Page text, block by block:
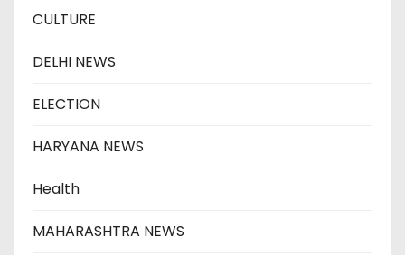
CULTURE
DELHI NEWS
ELECTION
HARYANA NEWS
Health
MAHARASHTRA NEWS